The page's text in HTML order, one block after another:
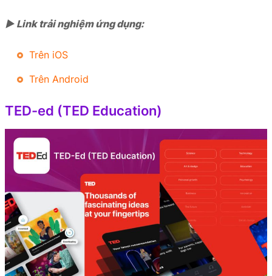
► Link trải nghiệm ứng dụng:
Trên iOS
Trên Android
TED-ed (TED Education)